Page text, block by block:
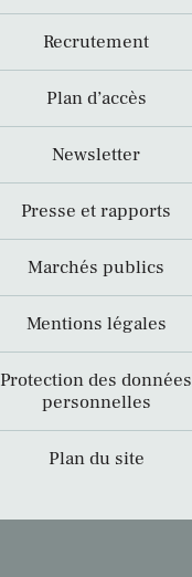
Recrutement
Plan d’accès
Newsletter
Presse et rapports
Marchés publics
Mentions légales
Protection des données
personnelles
Plan du site